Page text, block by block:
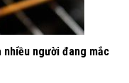
nhiều người đang mắc